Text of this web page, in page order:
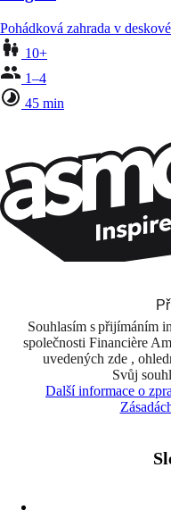
Pohádková zahrada v
10+
1–4
45 min
Přihlašuji se k odběru,
na základě svých
Souhlasím s přijímáním
společnosti Financière
uvedených zde ,
Svůj
Další informace o